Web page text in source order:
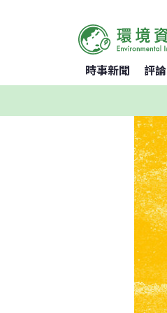
時事新聞 評論